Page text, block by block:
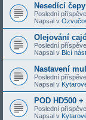
Nesedící
Poslední
Napsal v
Olejování
Poslední
Napsal v Bicí
Nastavení
Poslední
Napsal v
POD HD500
Poslední
Napsal v